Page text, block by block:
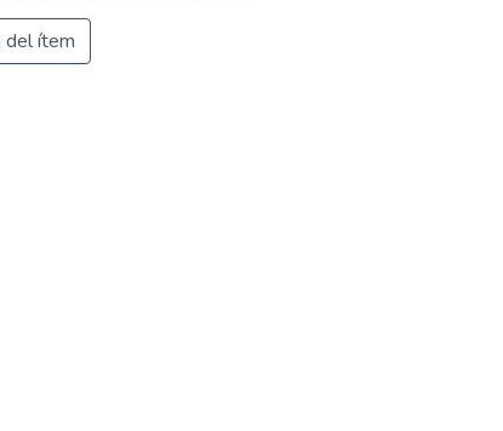
del ítem